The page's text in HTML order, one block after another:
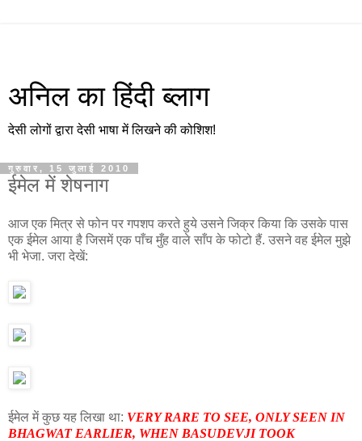
अनिल का हिंदी ब्लाग
देसी लोगों द्वारा देसी भाषा में लिखने की कोशिश!
गुरुवार, 15 जुलाई 2010
ईमेल में शेषनाग
आज एक मित्र से फोन पर गपशप करते हुये उसने जिक्र किया कि उसके पास
एक ईमेल आया है जिसमें एक पाँच मुँह वाले साँप के फोटो हैं. उसने वह ईमेल मुझे
भी भेजा. जरा देखें:
ईमेल में कुछ यह लिखा था: VERY RARE TO SEE, ONLY SEEN IN
BHAGWAT EARLIER, WHEN BASUDEVJI TOOK